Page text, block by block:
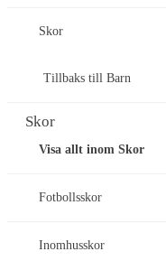
Skor
Tillbaks till Barn
Skor
Visa allt inom Skor
Fotbollsskor
Inomhusskor